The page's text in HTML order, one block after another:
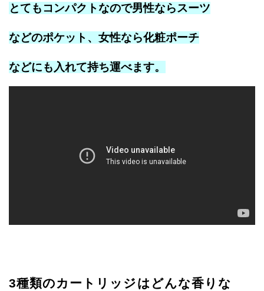
とてもコンパクトなので男性ならスーツ
などのポケット、 女性なら化粧ポーチ
などにも入れて持ち運べます。
3種類のカートリッジはどんな香りな